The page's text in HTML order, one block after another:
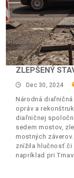
ZLEPŠENÝ
Dec 30, 2024
Národná
opráv a
diaľničnej
sedem mostov,
mostných
znížila hlučnosť
napríklad pri